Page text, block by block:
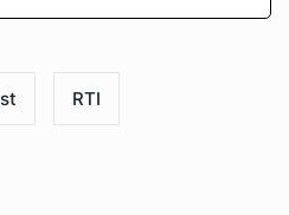
RTI